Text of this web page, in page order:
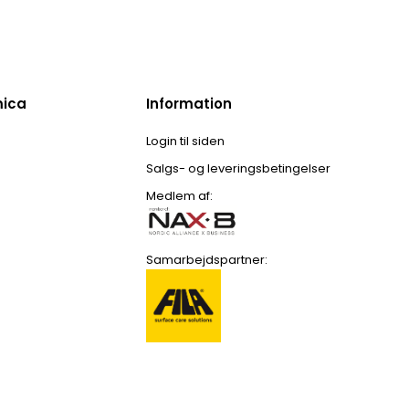
Information
Login til siden
Salgs- og leveringsbetingelser
Medlem af:
Samarbejdspartner: